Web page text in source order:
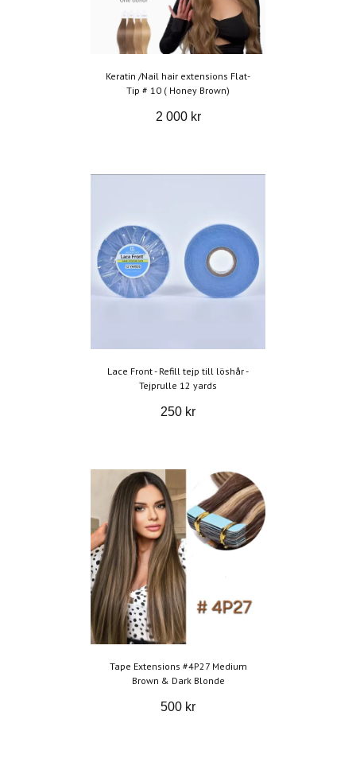
Keratin /Nail hair extensions Flat-
Tip # 10 ( Honey Brown)
2 000 kr
Lace Front - Refill tejp till löshår -
Tejprulle 12 yards
250 kr
Tape Extensions #4P27 Medium
Brown & Dark Blonde
500 kr